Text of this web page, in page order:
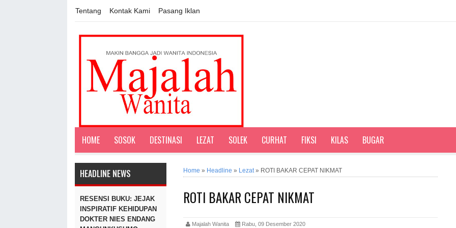
Tentang Kontak Kami Pasang Iklan
HOME SOSOK DESTINASI LEZAT SOLEK CURHAT FIKSI KILAS BUGAR
HEADLINE NEWS
RESENSI BUKU: JEJAK
INSPIRATIF KEHIDUPAN
DOKTER NIES ENDANG
Home » Headline » Lezat» ROTI BAKAR CEPAT NIKMAT
ROTI BAKAR CEPAT NIKMAT
Majalah Wanita Rabu, 09 Desember 2020